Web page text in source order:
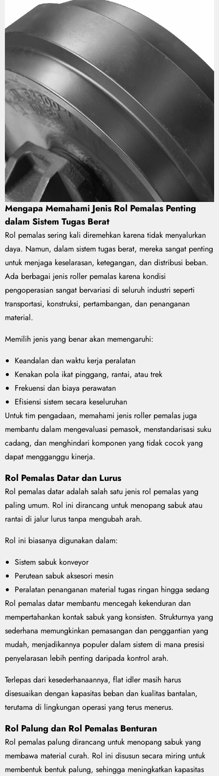
Mengapa Memahami Jenis Rol Pemalas Penting
dalam Sistem Tugas Berat
Rol pemalas sering kali diremehkan karena tidak menyalurkan
daya. Namun, dalam sistem tugas berat, mereka sangat penting
untuk menjaga keselarasan, ketegangan, dan distribusi beban.
Ada berbagai jenis roller pemalas karena kondisi
pengoperasian sangat bervariasi di seluruh industri seperti
transportasi, konstruksi, pertambangan, dan penanganan
material.
Memilih jenis yang benar akan memengaruhi:
Keandalan dan waktu kerja peralatan
Kenakan pola ikat pinggang, rantai, atau trek
Frekuensi dan biaya perawatan
Efisiensi sistem secara keseluruhan
Untuk tim pengadaan, memahami jenis roller pemalas juga
membantu dalam mengevaluasi pemasok, menstandarisasi suku
cadang, dan menghindari komponen yang tidak cocok yang
dapat mengganggu kinerja.
Rol Pemalas Datar dan Lurus
Rol pemalas datar adalah salah satu jenis rol pemalas yang
paling umum. Rol ini dirancang untuk menopang sabuk atau
rantai di jalur lurus tanpa mengubah arah.
Rol ini biasanya digunakan dalam:
Sistem sabuk konveyor
Perutean sabuk aksesori mesin
Peralatan penanganan material tugas ringan hingga sedang
Rol pemalas datar membantu mencegah kekenduran dan
mempertahankan kontak sabuk yang konsisten. Strukturnya yang
sederhana memungkinkan pemasangan dan penggantian yang
mudah, menjadikannya populer dalam sistem di mana presisi
penyelarasan lebih penting daripada kontrol arah.
Terlepas dari kesederhanaannya, flat idler masih harus
disesuaikan dengan kapasitas beban dan kualitas bantalan,
terutama di lingkungan operasi yang terus menerus.
Rol Palung dan Rol Pemalas Benturan
Rol pemalas palung dirancang untuk menopang sabuk yang
membawa material curah. Rol ini disusun secara miring untuk
membentuk bentuk palung, sehingga meningkatkan kapasitas